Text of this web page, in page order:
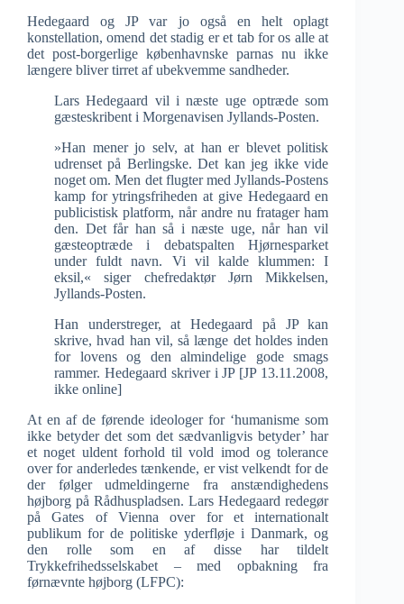
Hedegaard og JP var jo også en helt oplagt
konstellation, omend det stadig er et tab for os alle at
det post-borgerlige københavnske parnas nu ikke
længere bliver tirret af ubekvemme sandheder.
Lars Hedegaard vil i næste uge optræde som
gæsteskribent i Morgenavisen Jyllands-Posten.
»Han mener jo selv, at han er blevet politisk
udrenset på Berlingske. Det kan jeg ikke vide
noget om. Men det flugter med Jyllands-Postens
kamp for ytringsfriheden at give Hedegaard en
publicistisk platform, når andre nu fratager ham
den. Det får han så i næste uge, når han vil
gæsteoptræde i debatspalten Hjørnesparket
under fuldt navn. Vi vil kalde klummen: I
eksil,« siger chefredaktør Jørn Mikkelsen,
Jyllands-Posten.
Han understreger, at Hedegaard på JP kan
skrive, hvad han vil, så længe det holdes inden
for lovens og den almindelige gode smags
rammer. Hedegaard skriver i JP [JP 13.11.2008,
ikke online]
At en af de førende ideologer for ‘humanisme som
ikke betyder det som det sædvanligvis betyder’ har
et noget uldent forhold til vold imod og tolerance
over for anderledes tænkende, er vist velkendt for de
der følger udmeldingerne fra anstændighedens
højborg på Rådhuspladsen. Lars Hedegaard redegør
på Gates of Vienna over for et internationalt
publikum for de politiske yderfløje i Danmark, og
den rolle som en af disse har tildelt
Trykkefrihedsselskabet – med opbakning fra
førnævnte højborg (LFPC):